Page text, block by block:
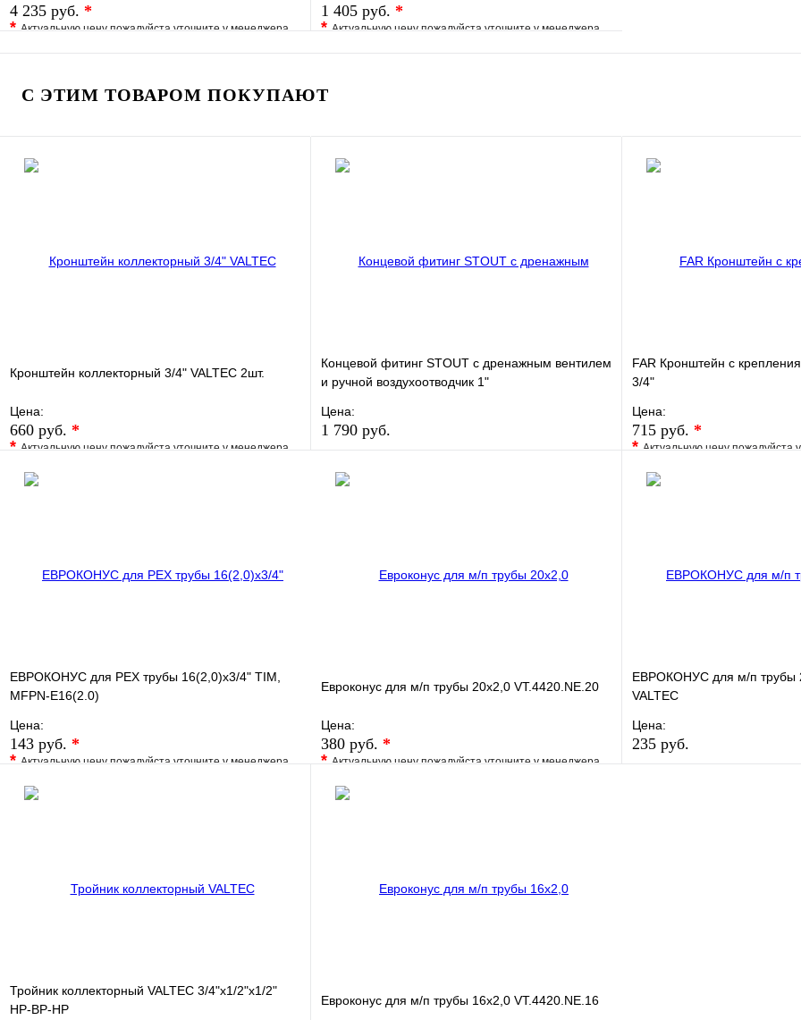
4 235 руб. *
*Актуальную цену пожалуйста уточните у менеджера
В избранное Сравнение
В корзину
1 405 руб. *
*Актуальную цену пожалуйста уточните у менеджера
В избранное Сравнение
В корзину
С ЭТИМ ТОВАРОМ ПОКУПАЮТ
Кронштейн коллекторный 3/4" VALTEC 2шт.
Цена:
660 руб. *
*Актуальную цену пожалуйста уточните у менеджера
В избранное
Концевой фитинг STOUT с дренажным вентилем
и ручной воздухоотводчик 1"
Цена:
1 790 руб.
Купить в 1 клик
FAR Кронштейн с
3/4"
Цена:
715 руб. *
*Актуальную цену пожалуйста
В избранное
ЕВРОКОНУС для PEX трубы 16(2,0)x3/4" TIM,
MFPN-E16(2.0)
Цена:
143 руб. *
*Актуальную цену пожалуйста уточните у менеджера
В избранное
Евроконус для м/п трубы 20x2,0 VT.4420.NE.20
Цена:
380 руб. *
*Актуальную цену пожалуйста уточните у менеджера
В избранное
ЕВРОКОНУС для м/п трубы
VALTEC
Цена:
235 руб.
Тройник коллекторный VALTEC 3/4"х1/2"х1/2"
НР-ВР-НР
Евроконус для м/п трубы 16x2,0 VT.4420.NE.16